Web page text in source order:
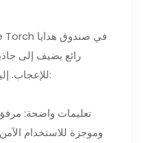
رائع يضيف إلى
للإعجاب. إليك ما يمكنك توقعه في الحزمة:
وموجزة للاستخدام